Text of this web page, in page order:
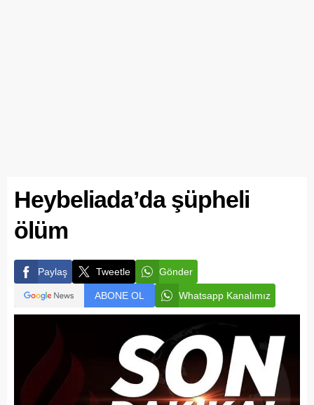
Heybeliada’da şüpheli
ölüm
Paylaş Tweetle Gönder
ABONE OL Whatsapp Kanalımız